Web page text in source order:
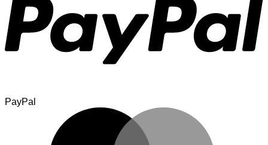
PayPal